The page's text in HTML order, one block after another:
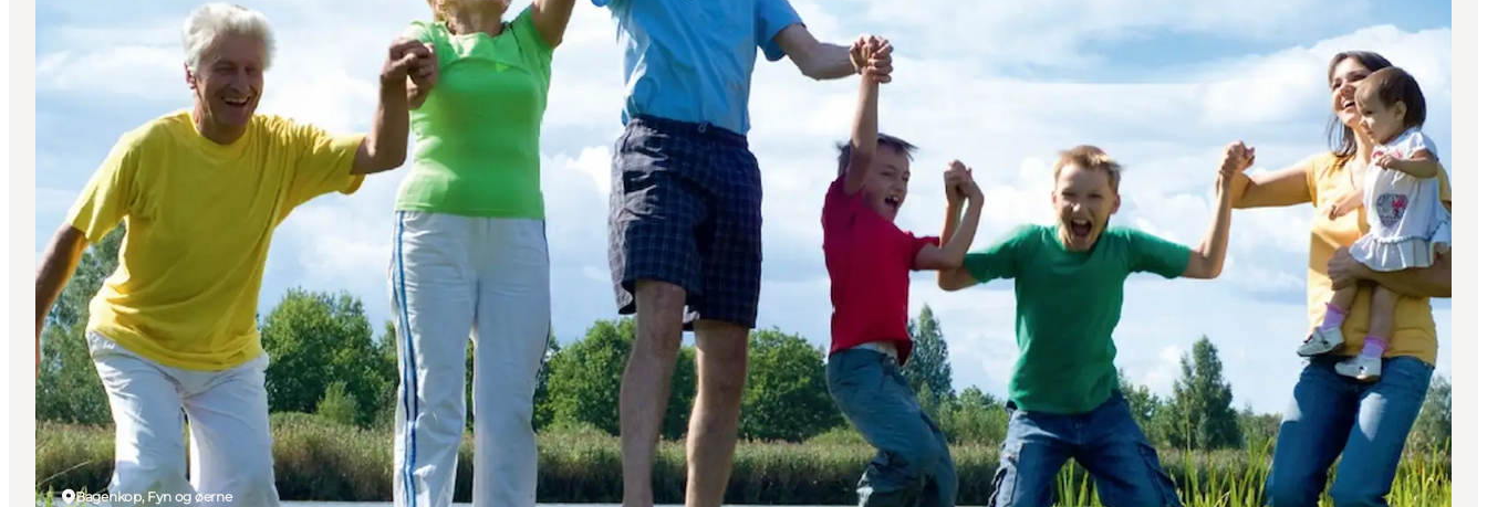
Mad og drikke
Overnatning
Book lokale oplevelser
Bagenkop, Fyn og øerne